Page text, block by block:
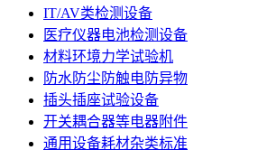
IT/AV类检测设备
医疗仪器电池检测设备
材料环境力学试验机
防水防尘防触电防异物
插头插座试验设备
开关耦合器等电器附件
通用设备耗材杂类标准